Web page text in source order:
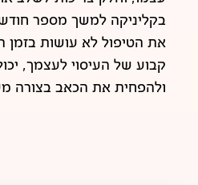
בקליניקה למשך מספר
את הטיפול לא עושות בזמן
קבוע של העיסוי לעצמך,
ולהפחית את הכאב בצורה